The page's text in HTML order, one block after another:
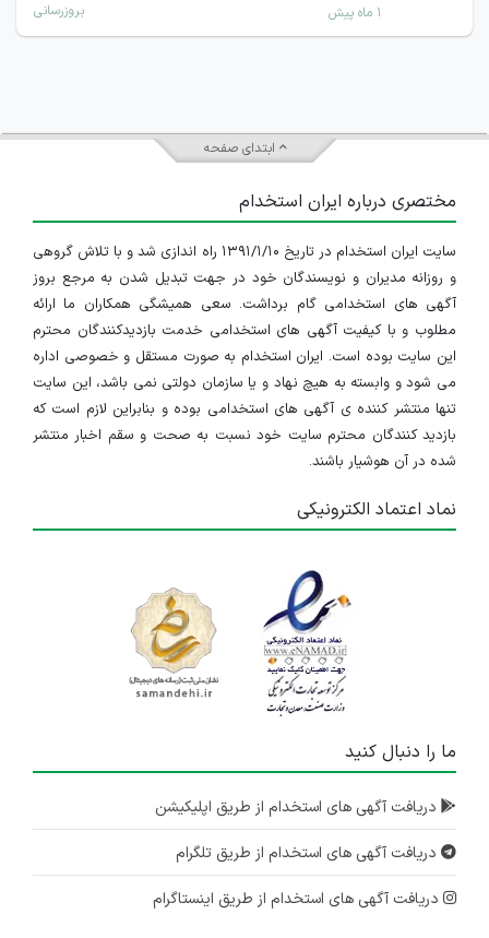
۱ ماه پیش بروزرسانی
ابتدای صفحه
مختصری درباره ایران استخدام
سایت ایران استخدام در تاریخ ۱۳۹۱/۱/۱۰ راه اندازی شد و با تلاش گروهی
و روزانه مدیران و نویسندگان خود در جهت تبدیل شدن به مرجع بروز
آگهی های استخدامی گام برداشت. سعی همیشگی همکاران ما ارائه
مطلوب و با کیفیت آگهی های استخدامی خدمت بازدیدکنندگان محترم
این سایت بوده است. ایران استخدام به صورت مستقل و خصوصی اداره
می شود و وابسته به هیچ نهاد و یا سازمان دولتی نمی باشد، این سایت
تنها منتشر کننده ی آگهی های استخدامی بوده و بنابراین لازم است که
بازدید کنندگان محترم سایت خود نسبت به صحت و سقم اخبار منتشر
شده در آن هوشیار باشند.
نماد اعتماد الکترونیکی
ما را دنبال کنید
دریافت آگهی های استخدام از طریق اپلیکیشن
دریافت آگهی های استخدام از طریق تلگرام
دریافت آگهی های استخدام از طریق اینستاگرام